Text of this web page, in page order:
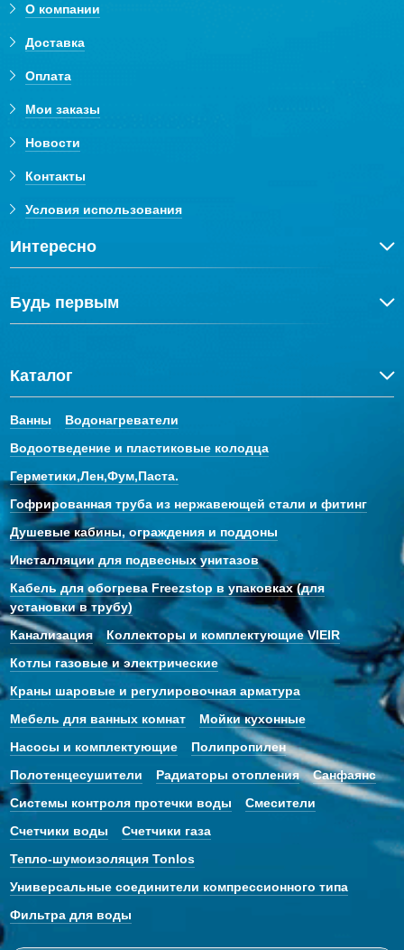
О компании
Доставка
Оплата
Мои заказы
Новости
Контакты
Условия использования
Интересно
Будь первым
Каталог
Ванны
Водонагреватели
Водоотведение и пластиковые колодца
Герметики,Лен,Фум,Паста.
Гофрированная труба из нержавеющей стали и фитинг
Душевые кабины, ограждения и поддоны
Инсталляции для подвесных унитазов
Кабель для обогрева Freezstop в упаковках (для
установки в трубу)
Канализация
Коллекторы и комплектующие VIEIR
Котлы газовые и электрические
Краны шаровые и регулировочная арматура
Мебель для ванных комнат
Мойки кухонные
Насосы и комплектующие
Полипропилен
Полотенцесушители
Радиаторы отопления
Санфаянс
Системы контроля протечки воды
Смесители
Счетчики воды
Счетчики газа
Тепло-шумоизоляция Tonlos
Универсальные соединители компрессионного типа
Фильтра для воды